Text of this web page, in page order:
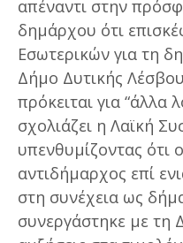
απέναντι στην
δημάρχου ότι
Εσωτερικών για τη
Δήμο Δυτικής
πρόκειται για “άλλα
σχολιάζει η Λαϊκή
υπενθυμίζοντας ότι
αντιδήμαρχος επί
στη συνέχεια ως
συνεργάστηκε με τη